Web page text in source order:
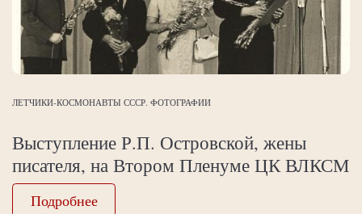
ЛЕТЧИКИ-КОСМОНАВТЫ СССР. ФОТОГРАФИИ
Выступление Р.П. Островской, жены
писателя, на Втором Пленуме ЦК ВЛКСМ
Подробнее